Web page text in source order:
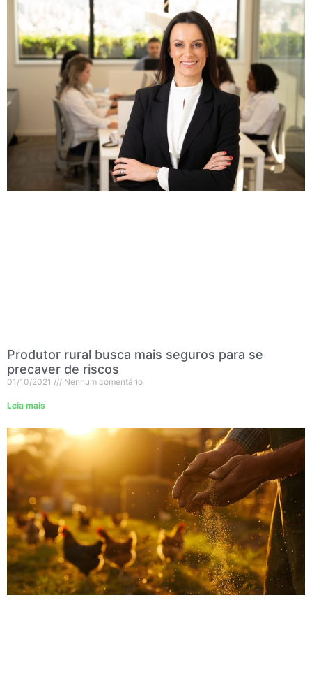
Produtor rural busca mais seguros para se
precaver de riscos
01/10/2021 Nenhum comentário
Leia mais